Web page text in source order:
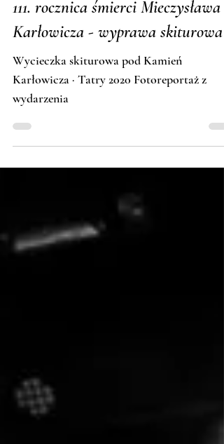
111. rocznica śmierci Mieczysława
Karłowicza - wyprawa skiturowa
Wycieczka skiturowa pod Kamień
Karłowicza · Tatry 2020 Fotoreportaż z
wydarzenia